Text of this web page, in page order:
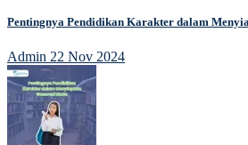
Pentingnya Pendidikan Karakter dalam
Admin 22 Nov 2024